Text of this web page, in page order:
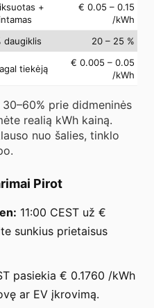
+
€ 0.05 – 0.15
/kWh
daugiklis
20 – 25 %
tiekėją
€ 0.005 – 0.05
/kWh
prie didmeninės
realią kWh kainą.
nuo šalies, tinklo
Pirot
11:00 CEST už €
sunkius prietaisus
pasiekia € 0.1760 /kWh
ar EV įkrovimą.